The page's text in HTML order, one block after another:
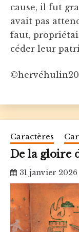
cause, il fut
avait pas
faut,
céder leur
Caractères
De la gloire
31 janvier 2026